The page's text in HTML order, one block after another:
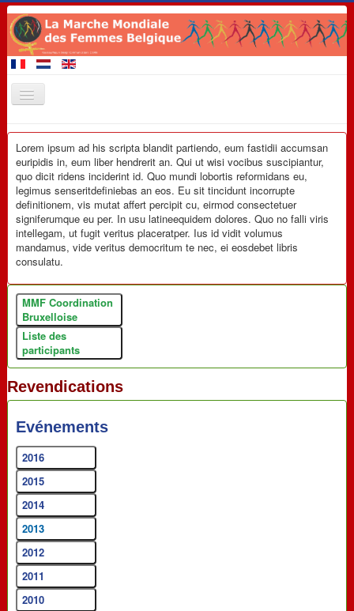
Accueil
Membres de la Marche
A venir 2020
Evénements
Revendications
Matériel de promotion
Contact
Liens
Lorem ipsum ad his scripta blandit partiendo, eum fastidii accumsan
euripidis in, eum liber hendrerit an. Qui ut wisi vocibus suscipiantur,
quo dicit ridens inciderint id. Quo mundi lobortis reformidans eu,
legimus senseritdefiniebas an eos. Eu sit tincidunt incorrupte
definitionem, vis mutat affert percipit cu, eirmod consectetuer
signiferumque eu per. In usu latineequidem dolores. Quo no falli viris
intellegam, ut fugit veritus placeratper. Ius id vidit volumus
mandamus, vide veritus democritum te nec, ei eosdebet libris
consulatu.
MMF Coordination
Bruxelloise
Liste des
participants
Revendications
Evénements
2016
2015
2014
2013
2012
2011
2010